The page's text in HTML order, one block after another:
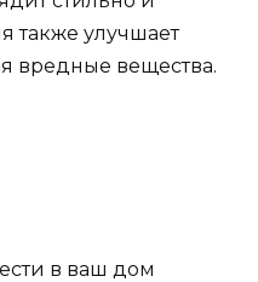
также улучшает
вредные вещества.
в ваш дом